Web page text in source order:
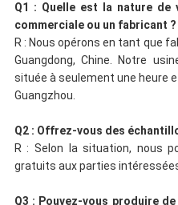
Q1 : Quelle est la nature
commerciale ou un fabricant ?
R : Nous opérons en tant que
Guangdong, Chine. Notre
située à seulement une heure
Guangzhou.
Q2 : Offrez-vous des
R : Selon la situation, nous
gratuits aux parties
Q3 : Pouvez-vous produire